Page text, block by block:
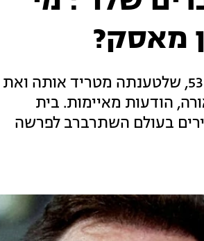
מאסק?
הזמרת ביקשה מבית המשפט שיוציא צו הרחקה לגבר בן 53, שלטענתה מטריד אותה ואת
הודעות מאיימות. בית
בעולם השתרברב לפרשה